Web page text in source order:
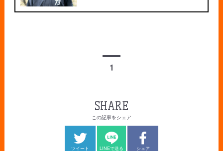
1
SHARE
この記事をシェア
ツイート LINEで送る シェア